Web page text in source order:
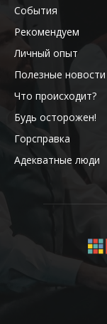
События
Рекомендуем
Личный опыт
Полезные новости
Что происходит?
Будь осторожен!
Горсправка
Адекватные люди